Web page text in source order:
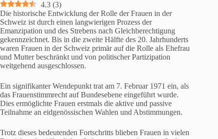
4.3 (3)
Die historische Entwicklung der Rolle der Frauen in der
Schweiz ist durch einen langwierigen Prozess der
Emanzipation und des Strebens nach Gleichberechtigung
gekennzeichnet. Bis in die zweite Hälfte des 20. Jahrhunderts
waren Frauen in der Schweiz primär auf die Rolle als Ehefrau
und Mutter beschränkt und von politischer Partizipation
weitgehend ausgeschlossen.
Ein signifikanter Wendepunkt trat am 7. Februar 1971 ein, als
das Frauenstimmrecht auf Bundesebene eingeführt wurde.
Dies ermöglichte Frauen erstmals die aktive und passive
Teilnahme an eidgenössischen Wahlen und Abstimmungen.
Trotz dieses bedeutenden Fortschritts blieben Frauen in vielen